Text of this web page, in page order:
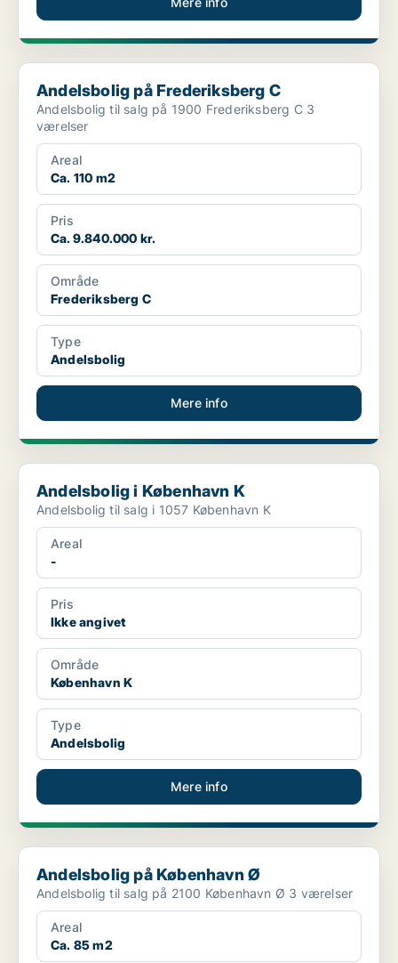
Andelsbolig på Frederiksberg C
Andelsbolig på Frederiksberg C
Andelsbolig til salg på 1900 Frederiksberg C 3
værelser
Areal
Ca. 110 m2
Pris
Ca. 9.840.000 kr.
Område
Frederiksberg C
Type
Andelsbolig
Mere info
Andelsbolig i København K
Andelsbolig i København K
Andelsbolig til salg i 1057 København K
Areal
-
Pris
Ikke angivet
Område
København K
Type
Andelsbolig
Mere info
Andelsbolig på København Ø
Andelsbolig på København Ø
Andelsbolig til salg på 2100 København Ø 3 værelser
Areal
Ca. 85 m2